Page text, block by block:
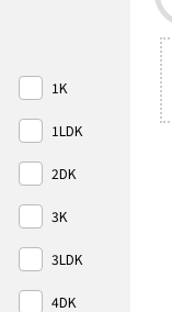
1K
1LDK
2DK
3K
3LDK
4DK